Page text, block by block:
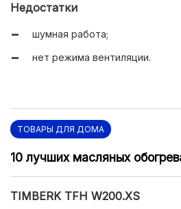
Недостатки
шумная работа;
нет режима вентиляции.
ТОВАРЫ ДЛЯ ДОМА
10 лучших масляных
TIMBERK TFH W200.XS